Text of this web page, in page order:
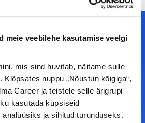
meie veebilehe kasutamise veelgi
mis sind huvitab, näitame sulle
nuppu „Nõustun kõigiga“,
Career ja teistele selle ärigrupi
kasutada küpsiseid
ja sihitud turunduseks.
leiad kõik vajaliku, et olla
uudistega. Kui sul on
teemade osas või soovid